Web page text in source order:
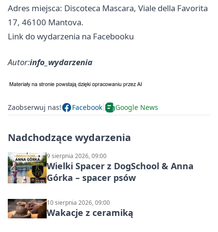
Adres miejsca: Discoteca Mascara, Viale della Favorita
17, 46100 Mantova.
Link do wydarzenia na Facebooku
Autor:info_wydarzenia
Zaobserwuj nas! Facebook Google News
Nadchodzące wydarzenia
9 sierpnia 2026, 09:00
Wielki Spacer z DogSchool & Anna
Górka – spacer psów
10 sierpnia 2026, 09:00
Wakacje z ceramiką